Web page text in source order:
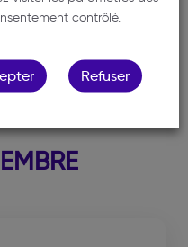
contrôlé.
Refuser